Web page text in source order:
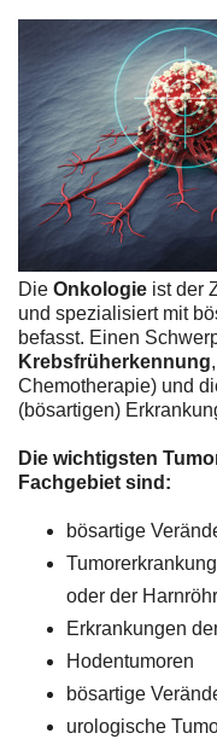
Die Onkologie ist der
und spezialisiert mit
befasst. Einen
Krebsfrüherkennung
Chemotherapie) und
(bösartigen)
Die wichtigsten
Fachgebiet sind:
bösartige
oder der
Erkrankungen
Hodentumoren
bösartige
urologische